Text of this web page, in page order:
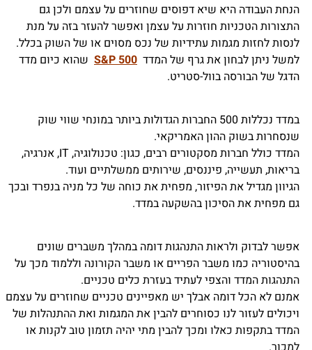
הנחת העבודה היא שיא דפוסים שחוזרים על עצמם ולכן גם
התצורות הטכניות חוזרות על עצמן ואפשר להעזר בזה על מנת
לנסות לחזות מגמות עתידיות של נכס מסוים או של השוק בכלל.
למשל ניתן לבחון את גרף של המדד S&P 500שהוא כיום מדד
הדגל של הבורסה בוול-סטריט.
במדד נכללות 500 החברות הגדולות ביותר במונחי שווי שוק
שנסחרות בשוק ההון האמריקאי.
המדד כולל חברות מסקטורים רבים, כגון: טכנולוגיה, IT, אנרגיה,
בריאות, תעשייה, פיננסים, שירותים ממשלתיים ועוד.
הגיוון מגדיל את הפיזור, מפחית את כוחה של כל מניה בנפרד ובכך
גם מפחית את הסיכון בהשקעה במדד.
אפשר לבדוק ולראות התנהגות דומה במהלך משברים שונים
בהיסטוריה כמו משבר הפריים או משבר הקורונה וללמוד מכך על
התנהגות המדד והצפי לעתיד בעזרת כלים טכניים.
אמנם לא הכל דומה אבלך יש מאפיינים טכניים שחוזרים על עצמם
ויכולים לעזור לנו כסוחרים להבין את המגמות ואת ההתנהלות של
המדד בתקפות כאלו ומכך להבין מתי יהיה תזמון טוב לקנות או